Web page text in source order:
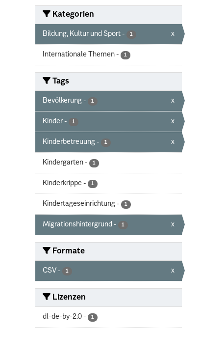
Kategorien
Bildung, Kultur und Sport - 1 x
Internationale Themen - 1
Tags
Bevölkerung - 1 x
Kinder - 1 x
Kinderbetreuung - 1 x
Kindergarten - 1
Kinderkrippe - 1
Kindertageseinrichtung - 1
Migrationshintergrund - 1 x
Formate
CSV - 1 x
Lizenzen
dl-de-by-2.0 - 1